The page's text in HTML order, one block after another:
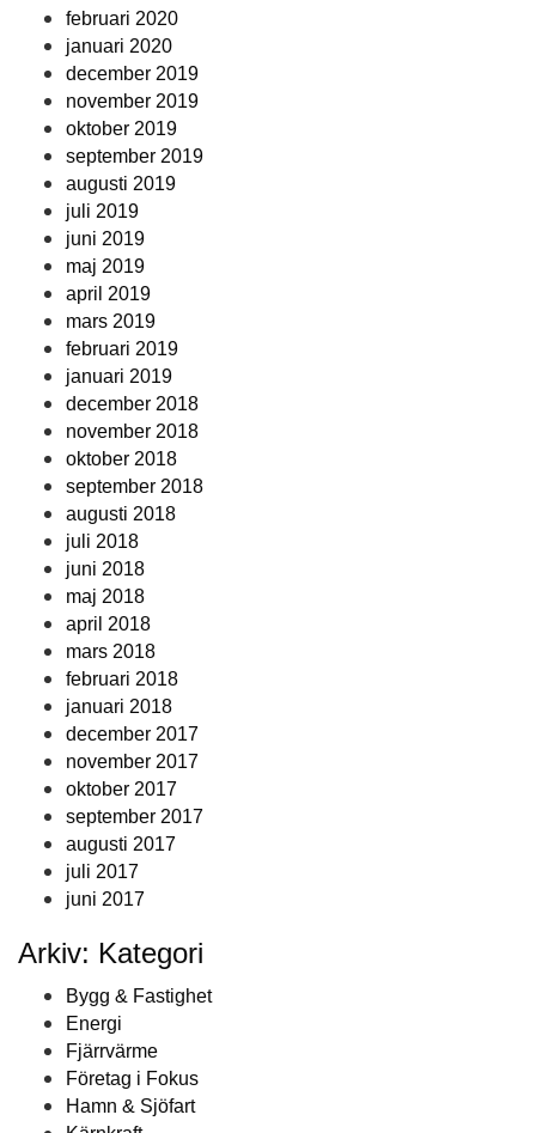
februari 2020
januari 2020
december 2019
november 2019
oktober 2019
september 2019
augusti 2019
juli 2019
juni 2019
maj 2019
april 2019
mars 2019
februari 2019
januari 2019
december 2018
november 2018
oktober 2018
september 2018
augusti 2018
juli 2018
juni 2018
maj 2018
april 2018
mars 2018
februari 2018
januari 2018
december 2017
november 2017
oktober 2017
september 2017
augusti 2017
juli 2017
juni 2017
Arkiv: Kategori
Bygg & Fastighet
Energi
Fjärrvärme
Företag i Fokus
Hamn & Sjöfart